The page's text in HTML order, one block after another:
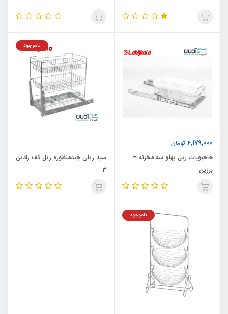
6,179,000 تومان
جاحبوبات ریل پهلو سه مخزنه –
برزین
ناموجود
سبد ریلی چندمنظوره ریل کف رادین
3
ناموجود